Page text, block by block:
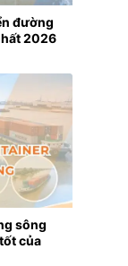
đường
2026
sông
của